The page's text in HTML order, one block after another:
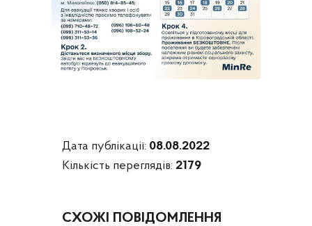
Дата публікації: 08.08.2022
Кількість переглядів: 2179
СХОЖІ ПОВІДОМЛЕННЯ